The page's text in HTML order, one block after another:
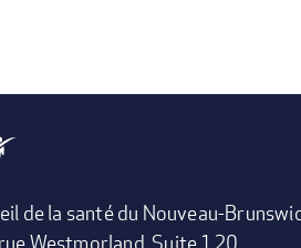
de la santé du Nouveau-
Westmorland, Suite 120